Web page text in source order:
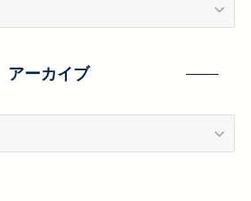
アーカイブ